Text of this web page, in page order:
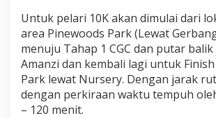
Untuk pelari 10K akan dimulai dari
area Pinewoods Park (Lewat
menuju Tahap 1 CGC dan putar
Amanzi dan kembali lagi untuk
Park lewat Nursery. Dengan jarak
dengan perkiraan waktu tempuh
– 120 menit.